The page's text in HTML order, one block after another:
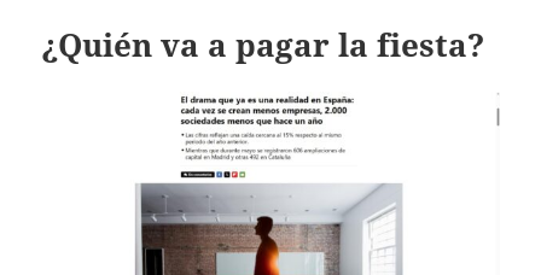
¿Quién va a pagar la fiesta?